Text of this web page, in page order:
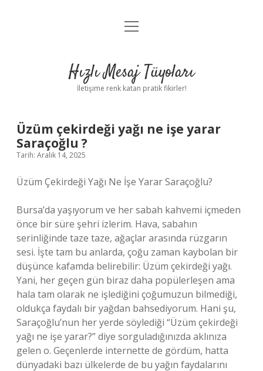
Anasayfa
Yasal Uyarı
menüyü
Hızlı Mesaj Tüyoları
İletişime renk katan pratik fikirler!
Üzüm çekirdeği yağı ne işe yarar
Saraçoğlu ?
Tarih: Aralık 14, 2025
Üzüm Çekirdeği Yağı Ne İşe Yarar Saraçoğlu?
Bursa’da yaşıyorum ve her sabah kahvemi içmeden
önce bir süre şehri izlerim. Hava, sabahın
serinliğinde taze taze, ağaçlar arasında rüzgarın
sesi. İşte tam bu anlarda, çoğu zaman kaybolan bir
düşünce kafamda belirebilir: Üzüm çekirdeği yağı.
Yani, her geçen gün biraz daha popülerleşen ama
hala tam olarak ne işlediğini çoğumuzun bilmediği,
oldukça faydalı bir yağdan bahsediyorum. Hani şu,
Saraçoğlu’nun her yerde söylediği “Üzüm çekirdeği
yağı ne işe yarar?” diye sorguladığınızda aklınıza
gelen o. Geçenlerde internette de gördüm, hatta
dünyadaki bazı ülkelerde de bu yağın faydalarını